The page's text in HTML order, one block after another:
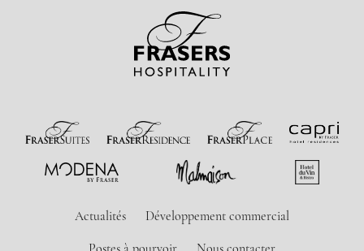
Actualités Développement commercial